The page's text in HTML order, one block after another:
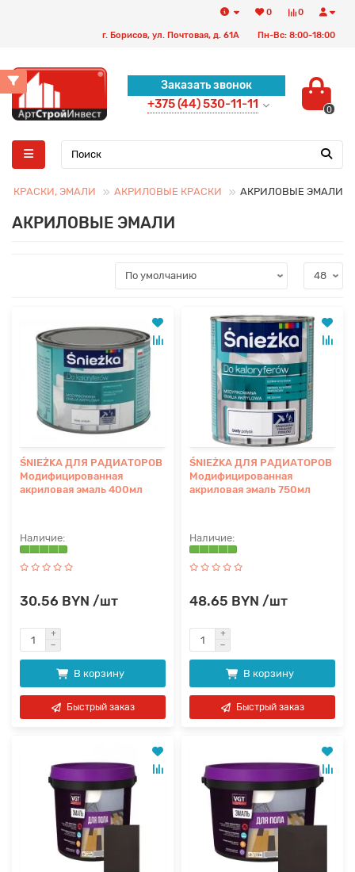
0
0
г. Борисов, ул. Почтовая, д. 61А Пн-Вс: 8:00-18:00
Заказать звонок
+375 (44) 530-11-11 0
КРАСКИ, ЭМАЛИ АКРИЛОВЫЕ КРАСКИ АКРИЛОВЫЕ ЭМАЛИ
АКРИЛОВЫЕ ЭМАЛИ
ŚNIEŻKA ДЛЯ РАДИАТОРОВ
Модифицированная
акриловая эмаль 400мл
30.56 BYN /шт
В корзину
Быстрый заказ
ŚNIEŻKA ДЛЯ РАДИАТОРОВ
Модифицированная
акриловая эмаль 750мл
48.65 BYN /шт
В корзину
Быстрый заказ